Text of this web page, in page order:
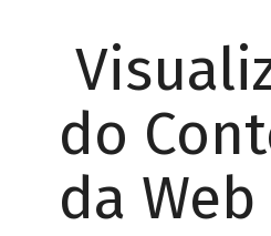
do
da Web